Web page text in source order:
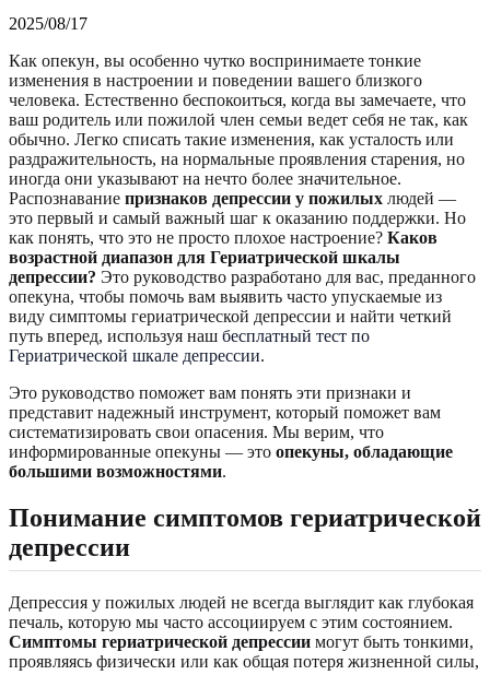
2025/08/17
Как опекун, вы особенно чутко воспринимаете тонкие
изменения в настроении и поведении вашего близкого
человека. Естественно беспокоиться, когда вы замечаете, что
ваш родитель или пожилой член семьи ведет себя не так, как
обычно. Легко списать такие изменения, как усталость или
раздражительность, на нормальные проявления старения, но
иногда они указывают на нечто более значительное.
Распознавание признаков депрессии у пожилых людей —
это первый и самый важный шаг к оказанию поддержки. Но
как понять, что это не просто плохое настроение? Каков
возрастной диапазон для Гериатрической шкалы
депрессии? Это руководство разработано для вас, преданного
опекуна, чтобы помочь вам выявить часто упускаемые из
виду симптомы гериатрической депрессии и найти четкий
путь вперед, используя наш бесплатный тест по
Гериатрической шкале депрессии.
Это руководство поможет вам понять эти признаки и
представит надежный инструмент, который поможет вам
систематизировать свои опасения. Мы верим, что
информированные опекуны — это опекуны, обладающие
большими возможностями.
Понимание симптомов гериатрической
депрессии
Депрессия у пожилых людей не всегда выглядит как глубокая
печаль, которую мы часто ассоциируем с этим состоянием.
Симптомы гериатрической депрессии могут быть тонкими,
проявляясь физически или как общая потеря жизненной силы,